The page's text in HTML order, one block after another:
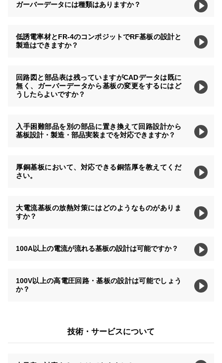
ガーバーデータには種類はありますか？
低誘電率材とFR-4のコンポジットでRF基板の設計と
製造はできますか？
回路図と部品表は残っていますがCADデータは既に
無く、ガーバーデータから基板の変更をするにはど
うしたらよいですか？
入手困難部品を別の部品に置き換えて回路設計から
基板設計・製造・部品実装までを対応できますか？
厚銅基板において、対応できる銅箔厚を教えてくだ
さい。
大電流基板の放熱対策にはどのようなものがありま
すか？
100A以上の電流が流れる基板の設計は可能ですか？
100V以上の高電圧回路・基板の設計は可能でしょう
か？
技術・サービスについて